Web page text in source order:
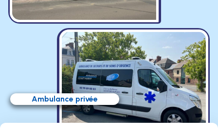
Ambulance privée